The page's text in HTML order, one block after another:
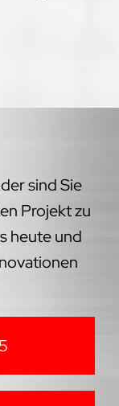
sind Sie
Projekt zu
heute und